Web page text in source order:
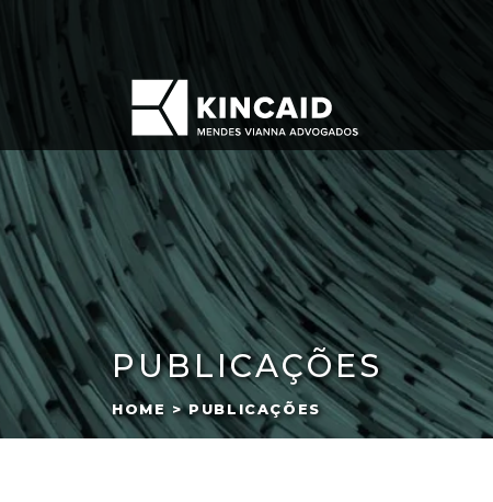
PUBLICAÇÕES
HOME > PUBLICAÇÕES